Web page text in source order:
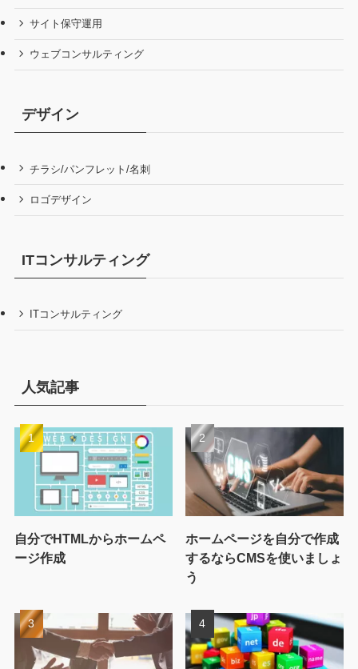
サイト保守運用
ウェブコンサルティング
デザイン
チラシ/パンフレット/名刺
ロゴデザイン
ITコンサルティング
ITコンサルティング
人気記事
自分でHTMLからホームペ
ージ作成
ホームページを自分で作成
するならCMSを使いましょ
う